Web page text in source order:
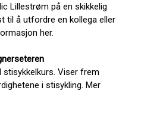
Lillestrøm på en skikkelig
til å utfordre en kollega eller
her.
stisykkelkurs. Viser frem
i stisykling. Mer